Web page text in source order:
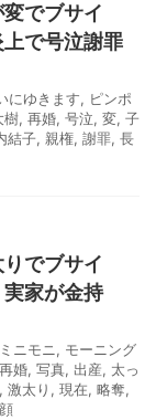
でブサイ
で号泣謝罪
にゆきます, ピンポ
樹, 再婚, 号泣, 変, 子
結子, 親権, 謝罪, 長
でブサイ
家が金持
ミニモニ , モーニング
再婚, 写真, 出産, 太っ
, 激太り , 現在, 略奪,
顔